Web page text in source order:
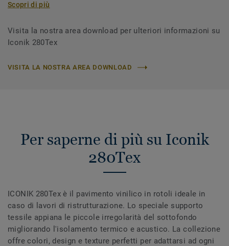
Scopri di più
Visita la nostra area download per ulteriori informazioni su
Iconik 280Tex
VISITA LA NOSTRA AREA DOWNLOAD
Per saperne di più su Iconik
280Tex
ICONIK 280Tex è il pavimento vinilico in rotoli ideale in
caso di lavori di ristrutturazione. Lo speciale supporto
tessile appiana le piccole irregolarità del sottofondo
migliorando l'isolamento termico e acustico. La collezione
offre colori, design e texture perfetti per adattarsi ad ogni